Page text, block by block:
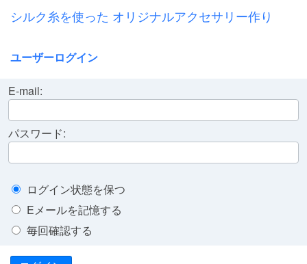
シルク糸を使った オリジナルアクセサリー作り
ユーザーログイン
E-mail:
パスワード:
ログイン状態を保つ
Eメールを記憶する
毎回確認する